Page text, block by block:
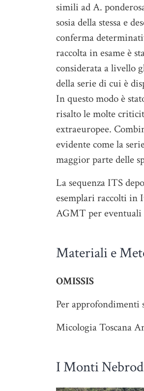
simili ad A.
sosia della stessa e
conferma
raccolta in esame è
considerata a livello
della serie di cui è
In questo modo è
risalto le molte
extraeuropee.
evidente come la
maggior parte delle
La sequenza ITS
esemplari raccolti in
AGMT per
Materiali e
OMISSIS
Per approfondimenti
Micologia Toscana
I Monti